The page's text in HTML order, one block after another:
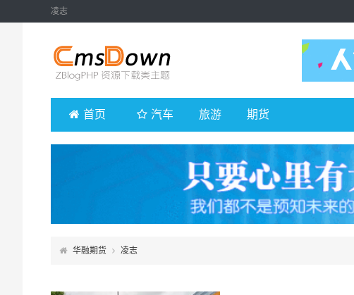
凌志
首页 汽车 旅游 期货
华融期货 凌志